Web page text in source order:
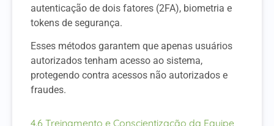
autenticação de dois fatores (2FA), biometria e
tokens de segurança.
Esses métodos garantem que apenas usuários
autorizados tenham acesso ao sistema,
protegendo contra acessos não autorizados e
fraudes.
4.6 Treinamento e Conscientização da Equipe